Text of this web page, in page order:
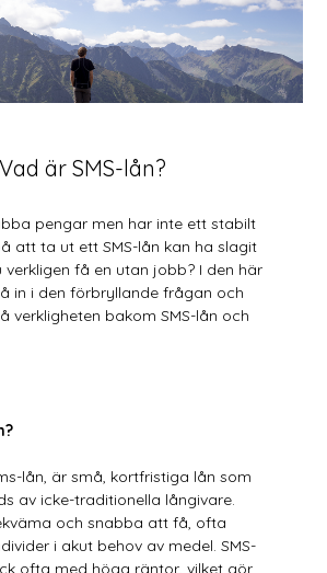
Vad är SMS-lån?
pengar men har inte ett stabilt
att ta ut ett SMS-lån kan ha slagit
verkligen få en utan jobb? I den här
in i den förbryllande frågan och
verkligheten bakom SMS-lån och
lån, är små, kortfristiga lån som
av icke-traditionella långivare.
och snabba att få, ofta
i akut behov av medel. SMS-
ofta med höga räntor, vilket gör